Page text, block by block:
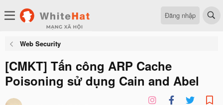
Đăng nhập
Web Security
[CMKT] Tấn công ARP Cache
Poisoning sử dụng Cain and Abel